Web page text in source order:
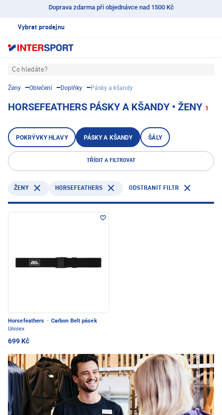
Doprava zdarma při objednávce nad 1500 Kč
Vybrat prodejnu
Co hledáte?
Ženy Oblečení Doplňky Pásky a kšandy
HORSEFEATHERS PÁSKY A KŠANDY • ŽENY 1
POKRÝVKY HLAVY PÁSKY A KŠANDY ŠÁLY
TŘÍDIT A FILTROVAT
ŽENY HORSEFEATHERS ODSTRANIT FILTR
Horsefeathers · Carbon Belt pásek
Unisex
699 Kč